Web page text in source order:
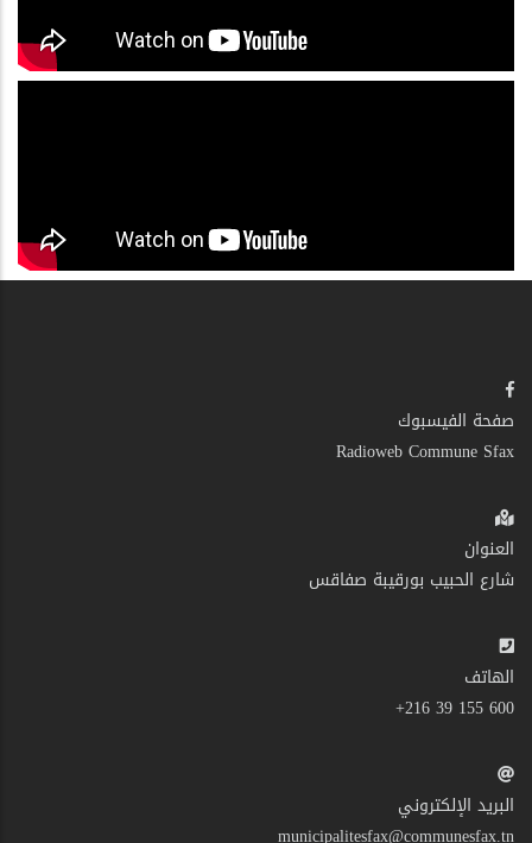
صفحة الفيسبوك
Radioweb Commune Sfax
العنوان
شارع الحبيب بورقيبة صفاقس
الهاتف
600 155 39 216+
البريد الإلكتروني